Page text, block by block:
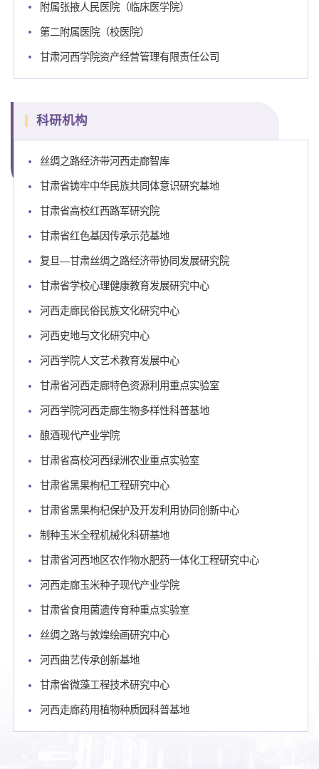
附属张掖人民医院（临床医学院）
第二附属医院（校医院）
甘肃河西学院资产经营管理有限责任公司
科研机构
丝绸之路经济带河西走廊智库
甘肃省铸牢中华民族共同体意识研究基地
甘肃省高校红西路军研究院
甘肃省红色基因传承示范基地
复旦—甘肃丝绸之路经济带协同发展研究院
甘肃省学校心理健康教育发展研究中心
河西走廊民俗民族文化研究中心
河西史地与文化研究中心
河西学院人文艺术教育发展中心
甘肃省河西走廊特色资源利用重点实验室
河西学院河西走廊生物多样性科普基地
酿酒现代产业学院
甘肃省高校河西绿洲农业重点实验室
甘肃省黑果枸杞工程研究中心
甘肃省黑果枸杞保护及开发利用协同创新中心
制种玉米全程机械化科研基地
甘肃省河西地区农作物水肥药一体化工程研究中心
河西走廊玉米种子现代产业学院
甘肃省食用菌遗传育种重点实验室
丝绸之路与敦煌绘画研究中心
河西曲艺传承创新基地
甘肃省微藻工程技术研究中心
河西走廊药用植物种质园科普基地